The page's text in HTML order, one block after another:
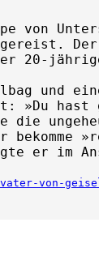
von
20-
und
»Du hast
er im
von-